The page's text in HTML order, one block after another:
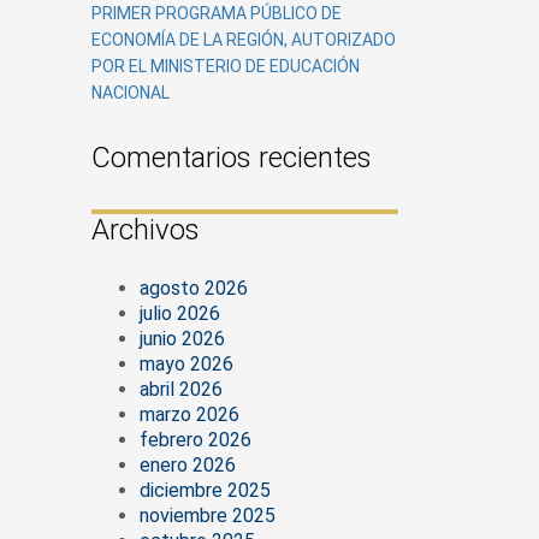
PRIMER PROGRAMA PÚBLICO DE
ECONOMÍA DE LA REGIÓN, AUTORIZADO
POR EL MINISTERIO DE EDUCACIÓN
NACIONAL
Comentarios recientes
Archivos
agosto 2026
julio 2026
junio 2026
mayo 2026
abril 2026
marzo 2026
febrero 2026
enero 2026
diciembre 2025
noviembre 2025